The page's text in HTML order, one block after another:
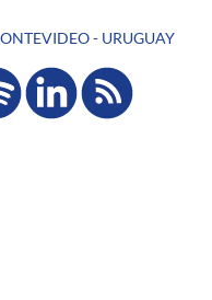
- URUGUAY